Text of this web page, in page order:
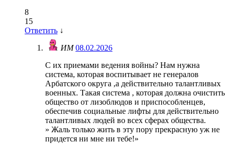
8
15
Ответить ↓
ИМ08.02.2026
С их приемами ведения войны? Нам нужна
система, которая воспитывает не генералов
Арбатского округа ,а действительно талантливых
военных. Такая система , которая должна очистить
общество от лизоблюдов и приспособленцев,
обеспечив социальные лифты для действительно
талантливых людей во всех сферах общества.
» Жаль только жить в эту пору прекрасную уж не
придется ни мне ни тебе!»